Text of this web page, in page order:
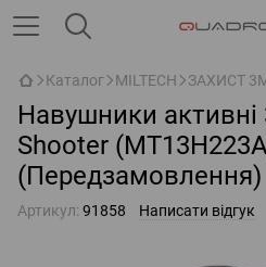
Каталог MILTECH ЗАХИСТ
Навушники активні
Shooter
(Передзамовлення)
Артикул: 91858 Написати відгук